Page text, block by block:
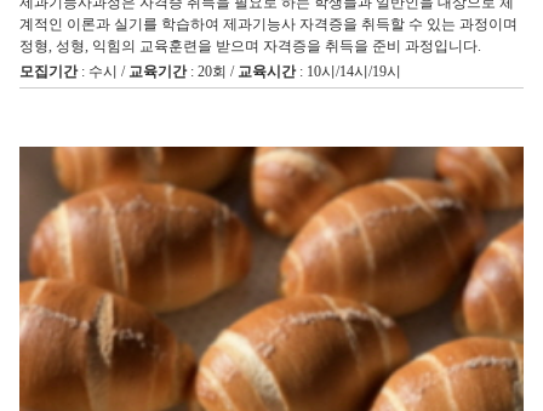
계적인 이론과 실기를 학습하여 제과기능사 자격증을 취득할 수 있는 과정이며
정형, 성형, 익힘의 교육훈련을 받으며 자격증을 취득을 준비 과정입니다.
모집기간: 수시 / 교육기간: 20회 / 교육시간: 10시/14시/19시